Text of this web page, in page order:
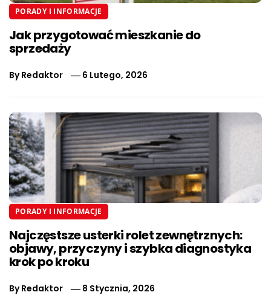
PORADY I INFORMACJE
Jak przygotować mieszkanie do
sprzedaży
ByRedaktor 6 Lutego, 2026
PORADY I INFORMACJE
Najczęstsze usterki rolet zewnętrznych:
objawy, przyczyny i szybka diagnostyka
krok po kroku
ByRedaktor 8 Stycznia, 2026